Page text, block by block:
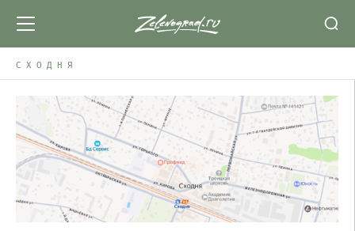
СХОДНЯ